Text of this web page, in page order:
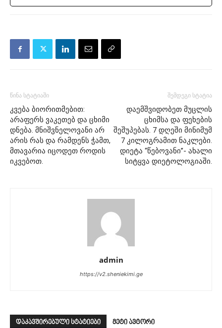
წინა სტატიაში
კვება ბიორითმებით:
არაფერს ვაკეთებ და ცხიმი
დნება. მნიშვნელოვანი არ
არის რას და რამდენს ჭამთ,
მთავარია იცოდეთ როდის
იკვებოთ.
შემდეგი სტატია
დაემშვიდობეთ მუცლის
ცხიმსა და ფეხების
შეშუპებას. 7 დღეში მინიმუმ
7 კილოგრამით ნაკლები.
დიეტა “წებოვანი”- ახალი
სიტყვა დიეტოლოგიაში.
admin
https://v2.sheniekimi.ge
დაკავშირებული სტატიები მეტი ავტორი